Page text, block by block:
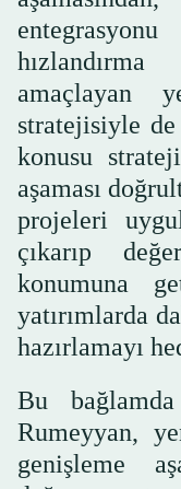
amaçlayan
stratejisiyle
konusu
aşaması
projeleri
çıkarıp
konumuna
yatırımlarda
hazırlamayı
Bu
Rumeyyan,
genişleme